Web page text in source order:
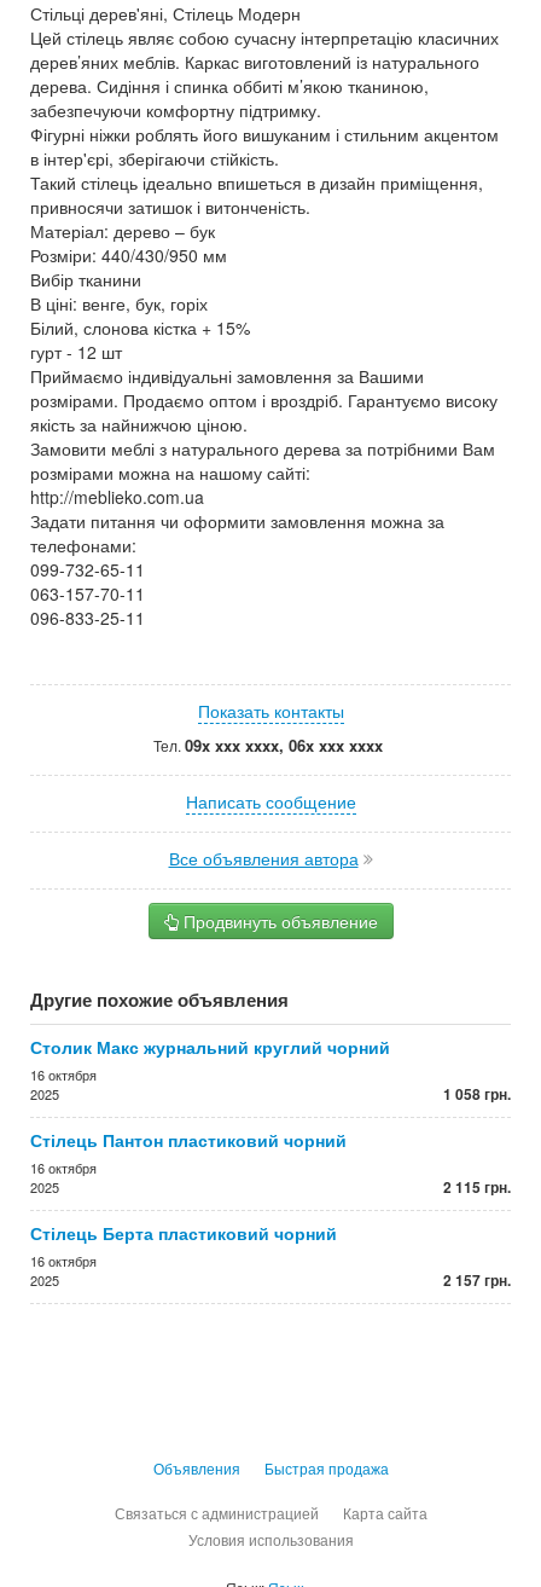
Стільці дерев'яні, Стілець Модерн
Цей стілець являє собою сучасну інтерпретацію класичних
дерев’яних меблів. Каркас виготовлений із натурального
дерева. Сидіння і спинка оббиті м’якою тканиною,
забезпечуючи комфортну підтримку.
Фігурні ніжки роблять його вишуканим і стильним акцентом
в інтер'єрі, зберігаючи стійкість.
Такий стілець ідеально впишеться в дизайн приміщення,
привносячи затишок і витонченість.
Матеріал: дерево – бук
Розміри: 440/430/950 мм
Вибір тканини
В ціні: венге, бук, горіх
Білий, слонова кістка + 15%
гурт - 12 шт
Приймаємо індивідуальні замовлення за Вашими
розмірами. Продаємо оптом і вроздріб. Гарантуємо високу
якість за найнижчою ціною.
Замовити меблі з натурального дерева за потрібними Вам
розмірами можна на нашому сайті:
http://meblieko.com.ua
Задати питання чи оформити замовлення можна за
телефонами:
099-732-65-11
063-157-70-11
096-833-25-11
Показать контакты
Тел. 09x xxx xxxx, 06x xxx xxxx
Написать сообщение
Все объявления автора
Продвинуть объявление
Другие похожие объявления
Столик Макс журнальний круглий чорний
16 октября
2025
1 058 грн.
Стілець Пантон пластиковий чорний
16 октября
2025
2 115 грн.
Стілець Берта пластиковий чорний
16 октября
2025
2 157 грн.
Объявления Быстрая продажа
Связаться с администрацией
Карта сайта
Условия использования